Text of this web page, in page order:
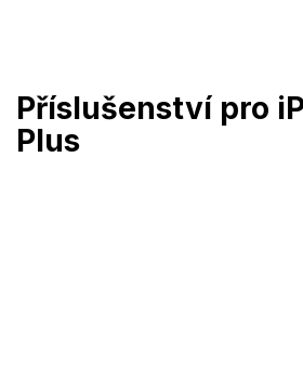
Příslušenství pro
Plus